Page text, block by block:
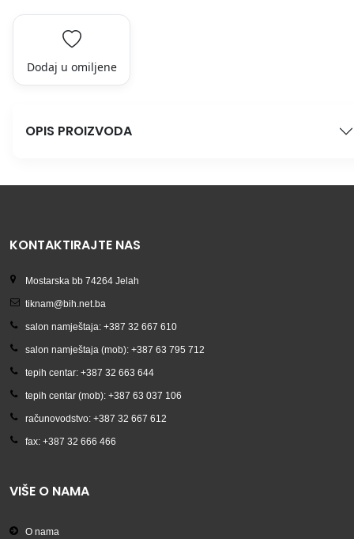
Dodaj u omiljene
OPIS PROIZVODA
KONTAKTIRAJTE NAS
Mostarska bb 74264 Jelah
tiknam@bih.net.ba
salon namještaja: +387 32 667 610
salon namještaja (mob): +387 63 795 712
tepih centar: +387 32 663 644
tepih centar (mob): +387 63 037 106
računovodstvo: +387 32 667 612
fax: +387 32 666 466
VIŠE O NAMA
O nama